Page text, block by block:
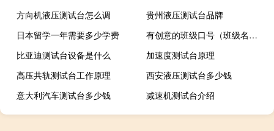
方向机液压测试台怎么调
贵州液压测试台品牌
日本留学一年需要多少学费
有创意的班级口号（班级名称大全霸气）
比亚迪测试台设备是什么
加速度测试台原理
高压共轨测试台工作原理
西安液压测试台多少钱
意大利汽车测试台多少钱
减速机测试台介绍